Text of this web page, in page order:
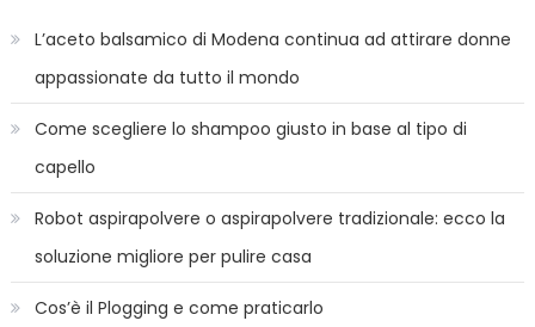
Natale
L’aceto balsamico di Modena continua ad attirare donne
appassionate da tutto il mondo
Come scegliere lo shampoo giusto in base al tipo di
capello
Robot aspirapolvere o aspirapolvere tradizionale: ecco la
soluzione migliore per pulire casa
Cos’è il Plogging e come praticarlo